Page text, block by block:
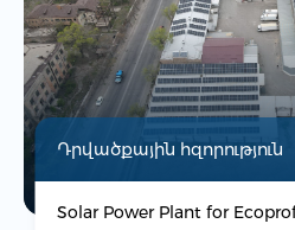
Դրվածքային հզորություն